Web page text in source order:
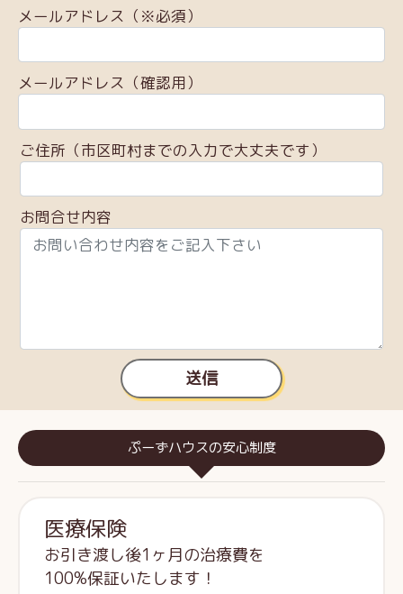
メールアドレス（※必須）
メールアドレス（確認用）
ご住所（市区町村までの入力で大丈夫です）
お問合せ内容
送信
ぷーずハウスの安心制度
医療保険
お引き渡し後1ヶ月の治療費を
100%保証いたします！